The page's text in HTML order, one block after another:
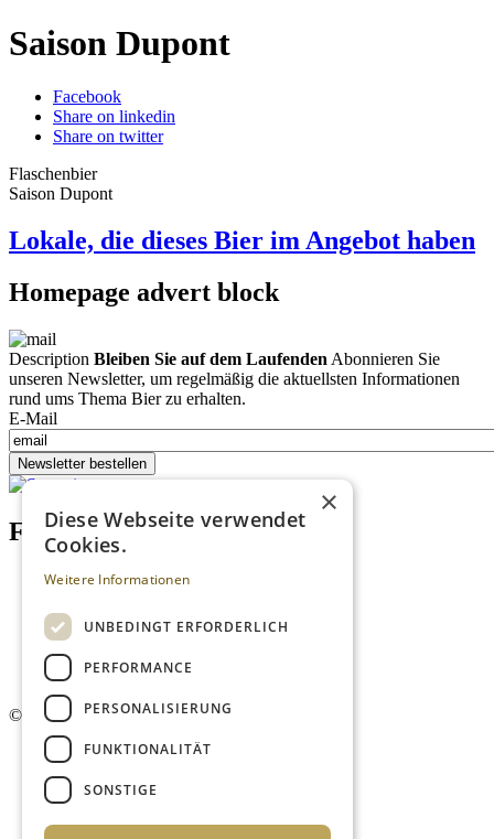
Saison Dupont
Facebook
Share on linkedin
Share on twitter
Flaschenbier
Saison Dupont
Lokale, die dieses Bier im Angebot haben
Homepage advert block
Description Bleiben Sie auf dem Laufenden Abonnieren Sie
unseren Newsletter, um regelmäßig die aktuellsten Informationen
rund ums Thema Bier zu erhalten.
E-Mail
Newsletter bestellen
Footer menu (DE)
Datenschutzrichtlinien
Kontakt
Mediadaten
AGB
Newsletter
© 2026. Alle Rechte vorbehalten.
×
Diese Webseite verwendet
Cookies.
Weitere Informationen
UNBEDINGT ERFORDERLICH
PERFORMANCE
PERSONALISIERUNG
FUNKTIONALITÄT
SONSTIGE